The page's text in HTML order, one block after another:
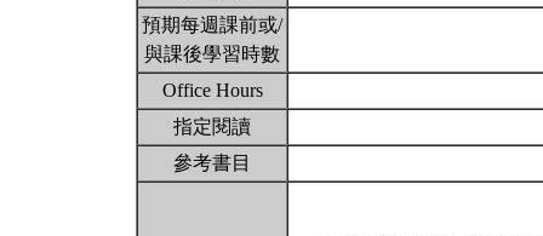
預期每週課前或/
與課後學習時數
Office Hours
指定閱讀
參考書目